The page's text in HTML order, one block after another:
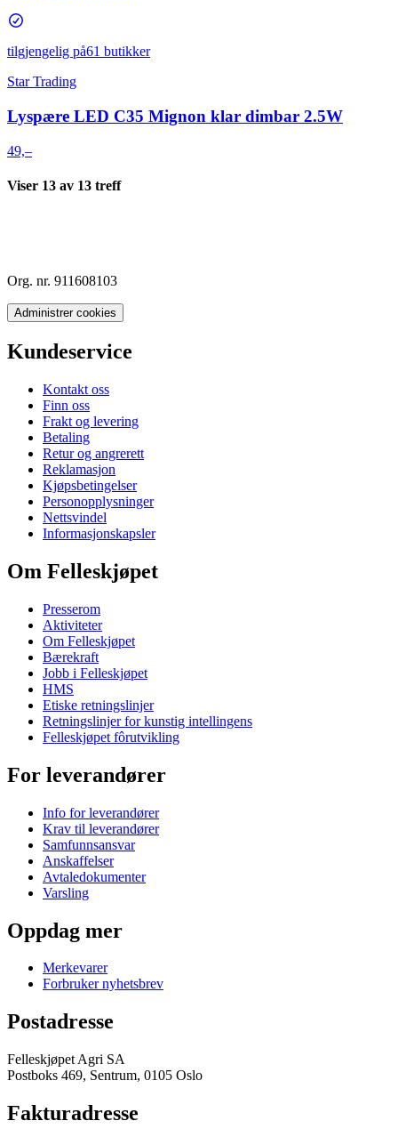
tilgjengelig på61 butikker
Star Trading
Lyspære LED C35 Mignon klar dimbar 2.5W
49,–
Viser 13 av 13 treff
Org. nr. 911608103
Administrer cookies
Kundeservice
Kontakt oss
Finn oss
Frakt og levering
Betaling
Retur og angrerett
Reklamasjon
Kjøpsbetingelser
Personopplysninger
Nettsvindel
Informasjonskapsler
Om Felleskjøpet
Presserom
Aktiviteter
Om Felleskjøpet
Bærekraft
Jobb i Felleskjøpet
HMS
Etiske retningslinjer
Retningslinjer for kunstig intellingens
Felleskjøpet fôrutvikling
For leverandører
Info for leverandører
Krav til leverandører
Samfunnsansvar
Anskaffelser
Avtaledokumenter
Varsling
Oppdag mer
Merkevarer
Forbruker nyhetsbrev
Postadresse
Felleskjøpet Agri SA
Postboks 469, Sentrum, 0105 Oslo
Fakturadresse